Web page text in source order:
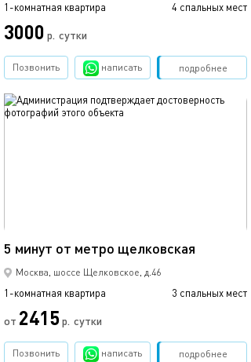
1-комнатная квартира 4 спальных мест
3000 р. сутки
подробнее
Позвонить написать Забронировать
5 минут от метро щелковская
Москва, шоссе Щелковское, д.46
1-комнатная квартира 3 спальных мест
от 2415р. сутки
обновлено 05.12.2022
подробнее
Позвонить написать Забронировать